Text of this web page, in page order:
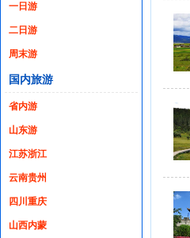
一日游
二日游
周末游
国内旅游
省内游
山东游
江苏浙江
云南贵州
四川重庆
山西内蒙